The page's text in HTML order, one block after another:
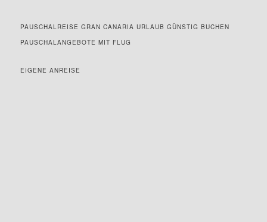
PAUSCHALREISE GRAN CANARIA URLAUB GÜNSTIG BUCHEN
PAUSCHALANGEBOTE MIT FLUG
EIGENE ANREISE